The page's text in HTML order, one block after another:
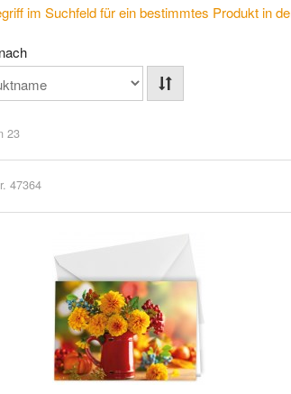
im Suchfeld für ein bestimmtes Produkt in
23
47364